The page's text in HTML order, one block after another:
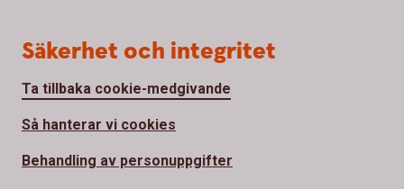
Säkerhet och integritet
Ta tillbaka cookie-medgivande
Så hanterar vi cookies
Behandling av personuppgifter